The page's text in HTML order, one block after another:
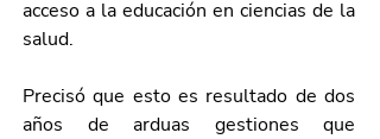
acceso a la educación en ciencias de la
salud.
Precisó que esto es resultado de dos
años de arduas gestiones que